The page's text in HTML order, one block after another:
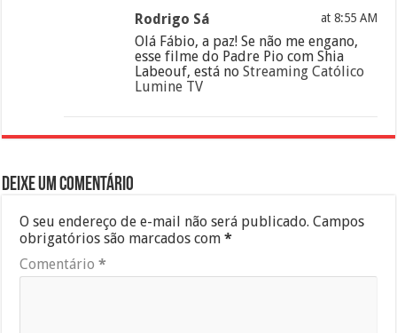
Rodrigo Sá at 8:55 AM
Olá Fábio, a paz! Se não me engano,
esse filme do Padre Pio com Shia
Labeouf, está noStreaming Católico
Lumine TV
Deixe um comentário
O seu endereço de e-mail não será publicado. Campos
obrigatórios são marcados com*
Comentário*